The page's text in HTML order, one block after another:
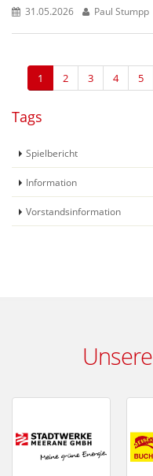
31.05.2026 Paul Stumpp
1 2 3 4 5
Tags
Spielbericht
Information
Vorstandsinformation
Unsere